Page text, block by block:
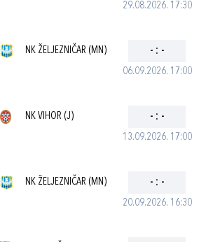
29.08.2026. 17:30
06.09.2026. 17:00
NK ŽELJEZNIČAR (MN) - : -
13.09.2026. 17:00
NK VIHOR (J) - : -
20.09.2026. 16:30
NK ŽELJEZNIČAR (MN) - : -